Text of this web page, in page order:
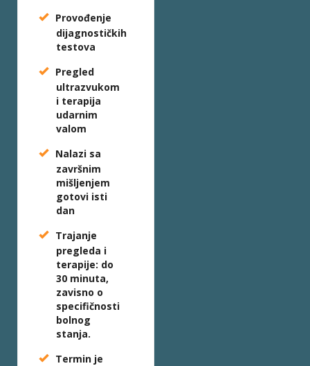
Provođenje
dijagnostičkih
testova
Pregled
ultrazvukom
i terapija
udarnim
valom
Nalazi sa
završnim
mišljenjem
gotovi isti
dan
Trajanje
pregleda i
terapije: do
30 minuta,
zavisno o
specifičnosti
bolnog
stanja.
Termin je